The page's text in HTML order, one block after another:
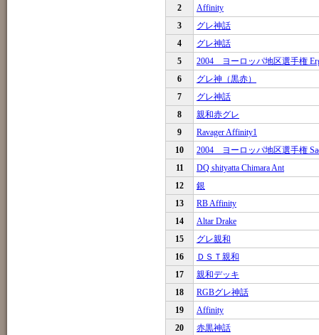
2
Affinity
3
グレ神話
4
グレ神話
5
2004 ヨーロッパ地区選手権
6
グレ神（黒赤）
7
グレ神話
8
親和赤グレ
9
Ravager Affinity1
10
2004 ヨーロッパ地区選手権
11
DQ shityatta Chimara Ant
12
銀
13
RB Affinity
14
Altar Drake
15
グレ親和
16
ＤＳＴ親和
17
親和デッキ
18
RGBグレ神話
19
Affinity
20
赤黒神話